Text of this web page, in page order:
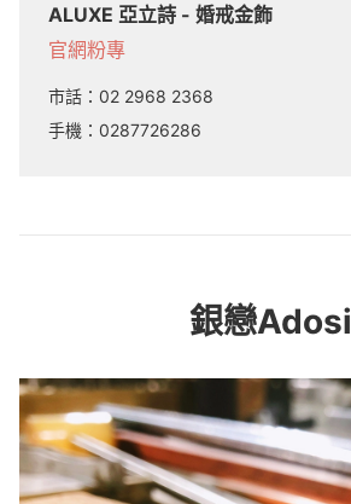
ALUXE 亞立詩 - 婚戒金飾
官網粉專
市話： 02 2968 2368
手機： 0287726286
銀戀Adosi